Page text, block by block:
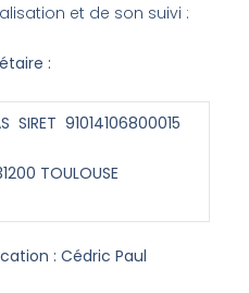
et de son suivi :
:
SIRET91014106800015
TOULOUSE
: Cédric Paul